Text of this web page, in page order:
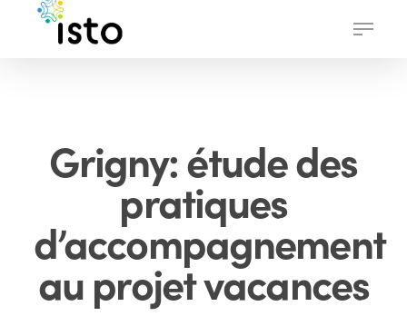
Menu
Grigny: étude des
pratiques
d’accompagnement
au projet vacances